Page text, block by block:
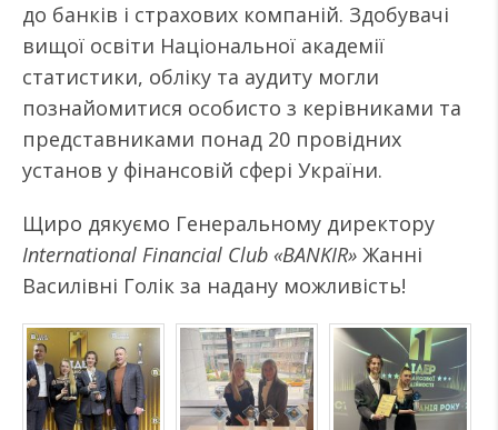
до банків і страхових компаній. Здобувачі
вищої освіти Національної академії
статистики, обліку та аудиту могли
познайомитися особисто з керівниками та
представниками понад 20 провідних
установ у фінансовій сфері України.
Щиро дякуємо Генеральному директору
International Financial Club «BANKIR» Жанні
Василівні Голік за надану можливість!